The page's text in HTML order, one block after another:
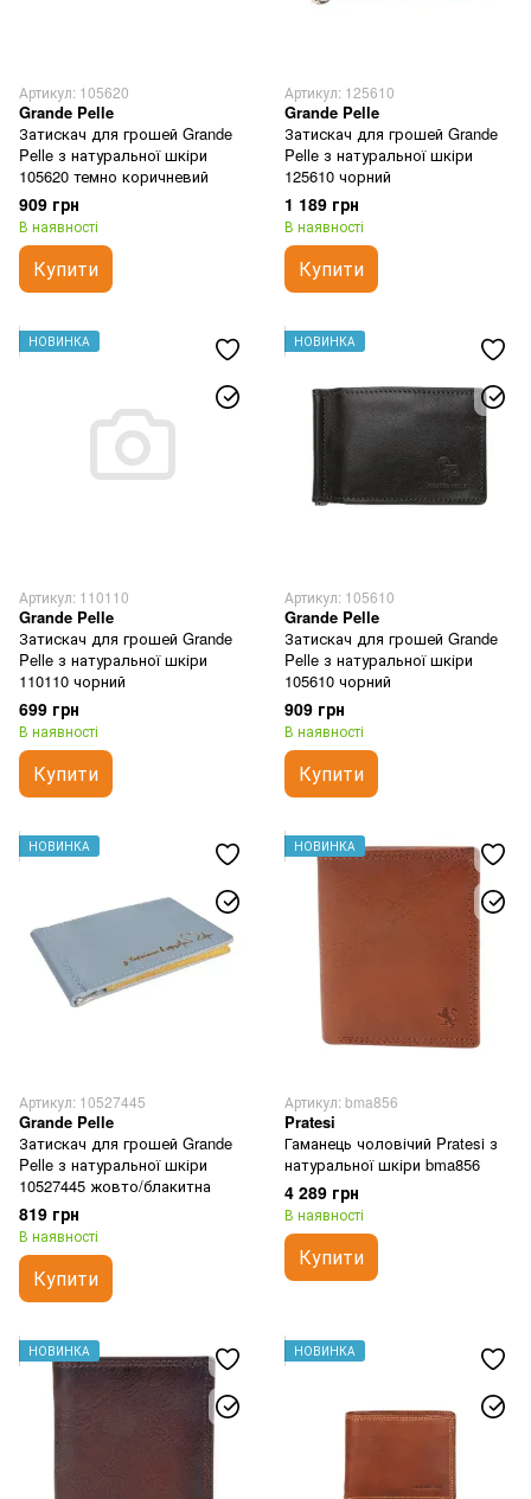
Артикул: 105620
Grande Pelle
Затискач для грошей Grande
Pelle з натуральної шкіри
105620 темно коричневий
909 грн
В наявності
Купити
Артикул: 125610
Grande Pelle
Затискач для грошей Grande
Pelle з натуральної шкіри
125610 чорний
1 189 грн
В наявності
Купити
НОВИНКА
Артикул: 110110
Grande Pelle
Затискач для грошей Grande
Pelle з натуральної шкіри
110110 чорний
699 грн
В наявності
Купити
НОВИНКА
Артикул: 105610
Grande Pelle
Затискач для грошей Grande
Pelle з натуральної шкіри
105610 чорний
909 грн
В наявності
Купити
НОВИНКА
Артикул: 10527445
Grande Pelle
Затискач для грошей Grande
Pelle з натуральної шкіри
10527445 жовто/блакитна
819 грн
В наявності
Купити
НОВИНКА
Артикул: bma856
Pratesi
Гаманець чоловічий Pratesi з
натуральної шкіри bma856
4 289 грн
В наявності
Купити
НОВИНКА НОВИНКА